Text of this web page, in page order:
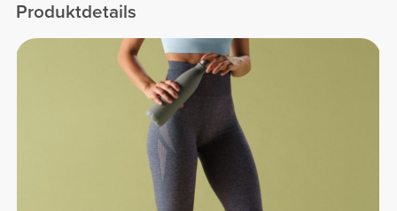
Produktdetails